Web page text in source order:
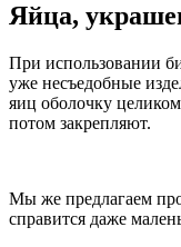
Яйца,
При использовании
уже несъедобные
яиц оболочку
потом закрепляют.
Мы же предлагаем
справится даже